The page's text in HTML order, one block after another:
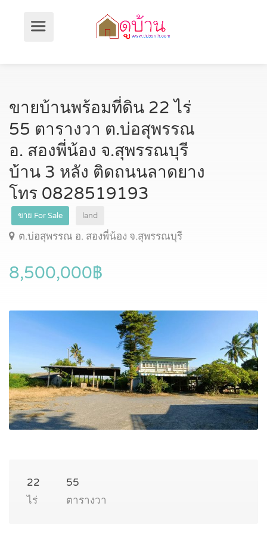
ขายบ้านพร้อมที่ดิน 22 ไร่
55 ตารางวา ต.บ่อสุพรรณ
อ. สองพี่น้อง จ.สุพรรณบุรี
บ้าน 3 หลัง ติดถนนลาดยาง
โทร 0828519193
ขาย For Sale land
ต.บ่อสุพรรณ อ. สองพี่น้อง จ.สุพรรณบุรี
8,500,000฿
22
ไร่
55
ตารางวา